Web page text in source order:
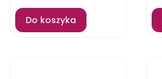
Do koszyka